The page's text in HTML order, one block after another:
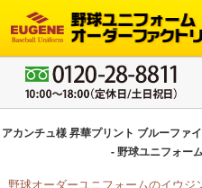
アカンチュ様 昇華プリント ブルーファ
- 野球ユニフォー
野球オーダーユニフォームのイウジ